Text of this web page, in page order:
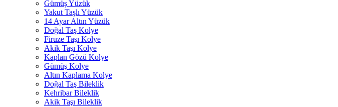
Gümüş Yüzük
Yakut Taşlı Yüzük
14 Ayar Altın Yüzük
Doğal Taş Kolye
Firuze Taşı Kolye
Akik Taşı Kolye
Kaplan Gözü Kolye
Gümüş Kolye
Altın Kaplama Kolye
Doğal Taş Bileklik
Kehribar Bileklik
Akik Taşı Bileklik